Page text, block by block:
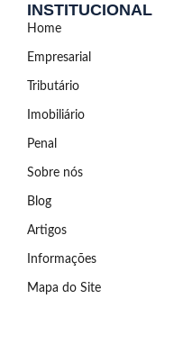
INSTITUCIONAL
Home
Empresarial
Tributário
Imobiliário
Penal
Sobre nós
Blog
Artigos
Informações
Mapa do Site